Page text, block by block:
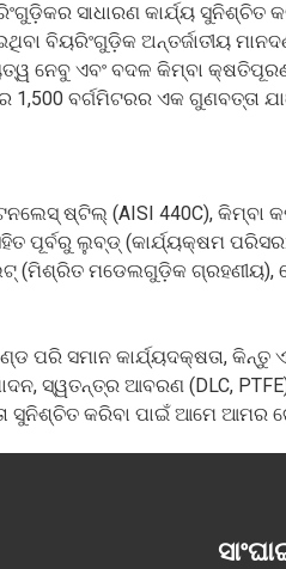
ସାଧାରଣ କାର୍ଯ୍ୟ ସୁନିଶ୍ଚିତ
ବିୟରିଂଗୁଡ଼ିକ ଅନ୍ତର୍ଜାତୀୟ
ନେବୁ ଏବଂ ବଦଳ କିମ୍ବା
1,500 ବର୍ଗମିଟରର ଏକ ଗୁଣବତ୍ତା
ଷ୍ଟିଲ୍ (AISI 440C), କିମ୍ବା
ପୂର୍ବରୁ ଲୁବ୍ଡ୍ (କାର୍ଯ୍ୟକ୍ଷମ ପରିସର:
(ମିଶ୍ରିତ ମଡେଲଗୁଡ଼ିକ ଗ୍ରହଣୀୟ),
ପରି ସମାନ କାର୍ଯ୍ୟଦକ୍ଷତା, କିନ୍ତୁ
ସ୍ୱତନ୍ତ୍ର ଆବରଣ (DLC,
ସୁନିଶ୍ଚିତ କରିବା ପାଇଁ ଆମେ ଆମର